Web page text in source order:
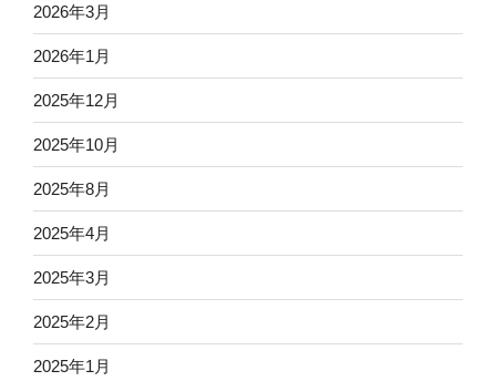
2026年3月
2026年1月
2025年12月
2025年10月
2025年8月
2025年4月
2025年3月
2025年2月
2025年1月